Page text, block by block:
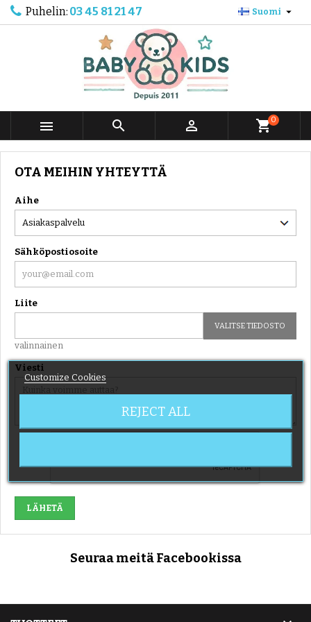
Puhelin: 03 45 81 21 47 Suomi 
   shopping_cart0
OTA MEIHIN YHTEYTTÄ
Aihe
Sähköpostiosoite
Liite
VALITSE TIEDOSTO
valinnainen
Viesti
Seuraa meitä Facebookissa
Customize Cookies
REJECT ALL